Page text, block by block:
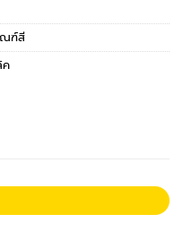
ฑ์สี
ค